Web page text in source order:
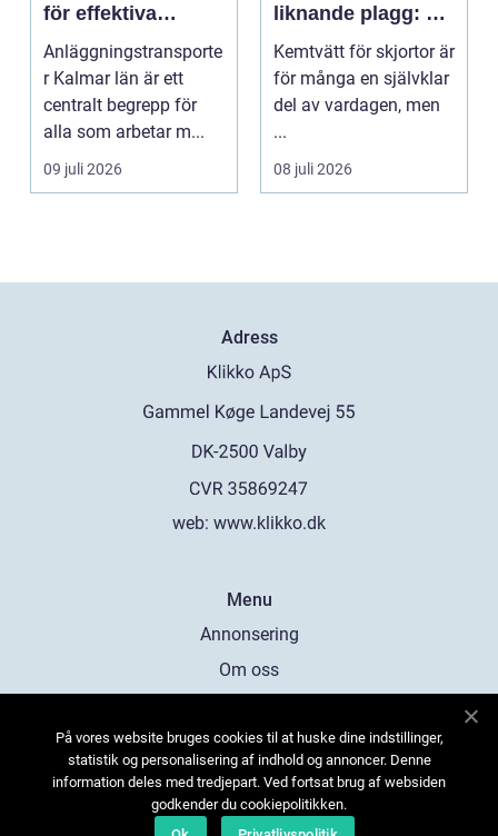
för effektiva
byggprojekt
Anläggningstransporte
r Kalmar län är ett
centralt begrepp för
alla som arbetar m...
09 juli 2026
liknande plagg: Så
fungerar
professionell
klädvård i
Kemtvätt för skjortor är
för många en självklar
del av vardagen, men
...
08 juli 2026
Adress
web: www.klikko.dk
Menu
Annonsering
Om oss
Kontakta oss
Sitemap
På vores website bruges cookies til at huske dine indstillinger,
statistik og personalisering af indhold og annoncer. Denne
information deles med tredjepart. Ved fortsat brug af websiden
godkender du cookiepolitikken.